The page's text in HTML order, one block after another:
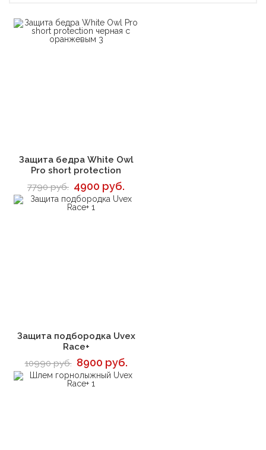
В корзину
Защита бедра White Owl
Pro short protection
7790 руб. 4900 руб.
В корзину
Защита подбородка Uvex
Race+
10990 руб. 8900 руб.